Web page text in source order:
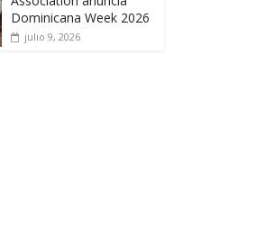
Dominicana Week 2026
julio 9, 2026